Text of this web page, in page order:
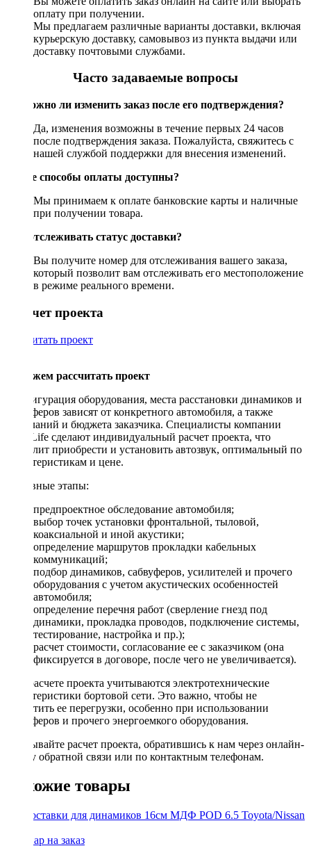
оплату при получении.
Мы предлагаем различные варианты доставки, включая
курьерскую доставку, самовывоз из пункта выдачи или
доставку почтовыми службами.
Часто задаваемые вопросы
Возможно ли изменить заказ после его подтверждения?
Да, изменения возможны в течение первых 24 часов
после подтверждения заказа. Пожалуйста, свяжитесь с
нашей службой поддержки для внесения изменений.
Какие способы оплаты доступны?
Мы принимаем к оплате банковские карты и наличные
при получении товара.
Как отслеживать статус доставки?
Вы получите номер для отслеживания вашего заказа,
который позволит вам отслеживать его местоположение
в режиме реального времени.
Рассчет проекта
Рассчитать проект
Поможем рассчитать проект
Конфигурация оборудования, места расстановки динамиков и
сабвуферов зависят от конкретного автомобиля, а также
пожеланий и бюджета заказчика. Специалисты компании
DriveLife сделают индивидуальный расчет проекта, что
позволит приобрести и установить автозвук, оптимальный по
характеристикам и цене.
Основные этапы:
предпроектное обследование автомобиля;
выбор точек установки фронтальной, тыловой,
коаксиальной и иной акустики;
определение маршрутов прокладки кабельных
коммуникаций;
подбор динамиков, сабвуферов, усилителей и прочего
оборудования с учетом акустических особенностей
автомобиля;
определение перечня работ (сверление гнезд под
динамики, прокладка проводов, подключение системы,
тестирование, настройка и пр.);
расчет стоимости, согласование ее с заказчиком (она
фиксируется в договоре, после чего не увеличивается).
При расчете проекта учитываются электротехнические
характеристики бортовой сети. Это важно, чтобы не
допустить ее перегрузки, особенно при использовании
сабвуферов и прочего энергоемкого оборудования.
Заказывайте расчет проекта, обратившись к нам через онлайн-
форму обратной связи или по контактным телефонам.
Похожие товары